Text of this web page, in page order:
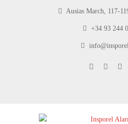
Ausias March, 117-
+34 93 244